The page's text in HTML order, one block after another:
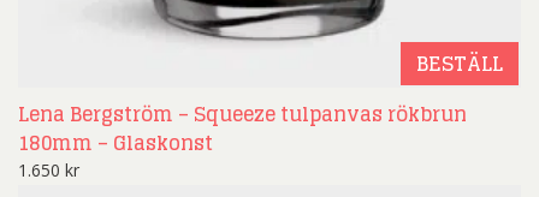
BESTÄLL
Lena Bergström – Squeeze tulpanvas rökbrun
180mm – Glaskonst
1.650 kr